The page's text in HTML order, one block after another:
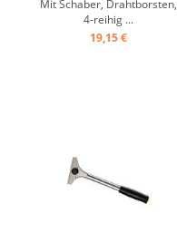
Mit Schaber, Drahtborsten,
4-reihig ...
19,15 €